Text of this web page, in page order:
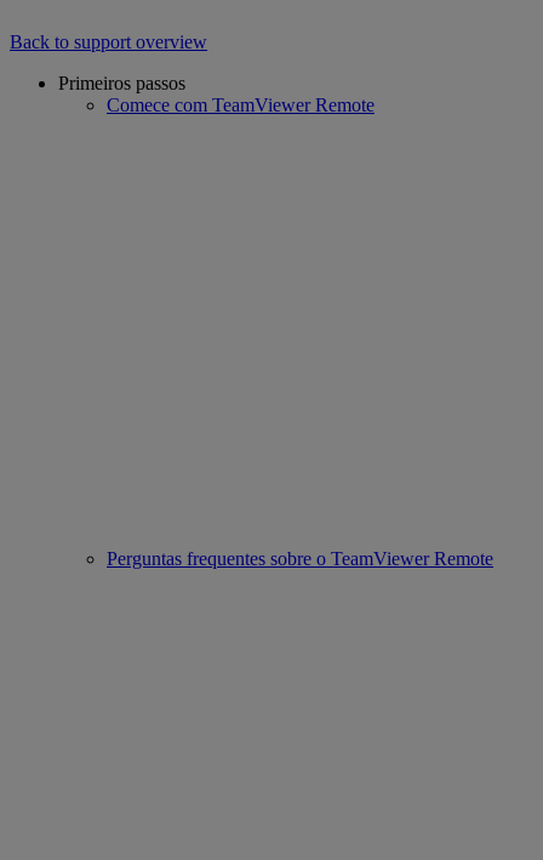
Back to support overview
Primeiros passos
Comece com TeamViewer Remote
Perguntas frequentes sobre o TeamViewer Remote